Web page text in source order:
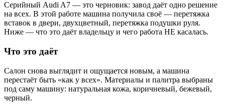
Серийный Audi A7 — это черновик: завод даёт одно решение
на всех. В этой работе машина получила своё — перетяжка
вставок в двери, двухцветный, перетяжка подушки руля.
Ниже — что это даёт владельцу и чего работа НЕ касалась.
Что это даёт
Салон снова выглядит и ощущается новым, а машина
перестаёт быть «как у всех». Материалы и палитра выбраны
под саму машину: натуральная кожа, коричневый, бежевый,
черный.